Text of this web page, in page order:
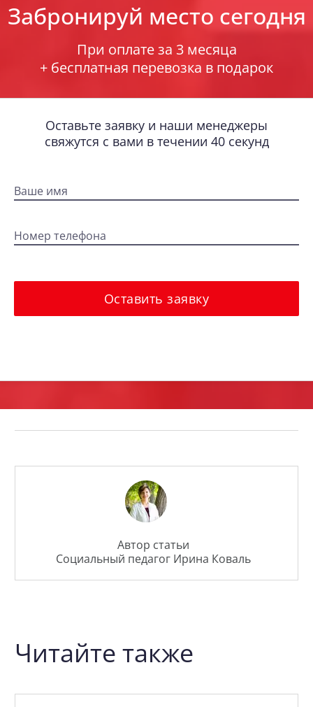
Забронируй место сегодня
При оплате за 3 месяца
+ бесплатная перевозка в подарок
Оставьте заявку и наши менеджеры
свяжутся с вами в течении 40 секунд
Ваше имя
Номер телефона
Оставить заявку
Автор статьи
Социальный педагог Ирина Коваль
Читайте также